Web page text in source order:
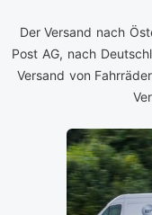
Der Versand nach
Post AG, nach
Versand von